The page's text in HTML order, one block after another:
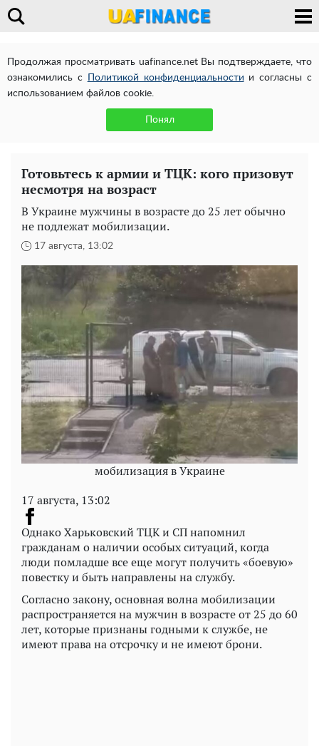
Продолжая просматривать uafinance.net Вы подтверждаете, что
ознакомились с
Политикой конфиденциальности и согласны с
использованием файлов cookie.
Понял
Готовьтесь к армии и ТЦК: кого призовут
несмотря на возраст
В Украине мужчины в возрасте до 25 лет обычно
не подлежат мобилизации.
17 августа, 13:02
мобилизация в Украине
17 августа, 13:02
Однако Харьковский ТЦК и СП напомнил
гражданам о наличии особых ситуаций, когда
люди помладше все еще могут получить «боевую»
повестку и быть направлены на службу.
Согласно закону, основная волна мобилизации
распространяется на мужчин в возрасте от 25 до 60
лет, которые признаны годными к службе, не
имеют права на отсрочку и не имеют брони.